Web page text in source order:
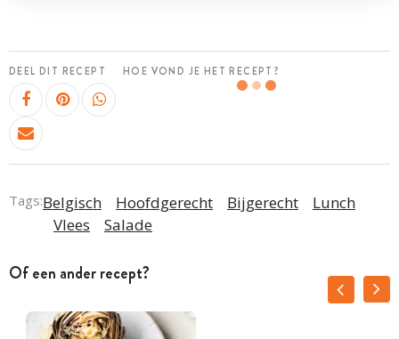
DEEL DIT RECEPT HOE VOND JE HET RECEPT?
Tags:Belgisch Hoofdgerecht Bijgerecht
Lunch
Vlees
Salade
Of een ander recept?